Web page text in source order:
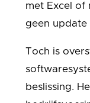
met Excel of
geen update
Toch is
beslissing.